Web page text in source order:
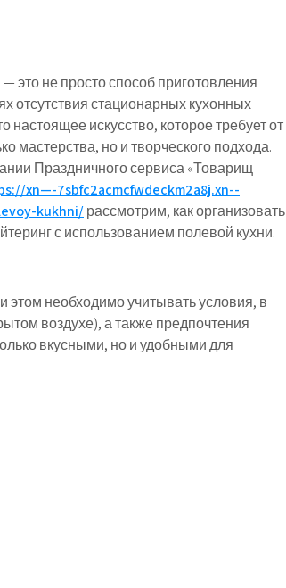
это не просто способ приготовления
отсутствия стационарных кухонных
настоящее искусство, которое требует от
мастерства, но и творческого подхода.
Праздничного сервиса «Товарищ
xn—-7sbfc2acmcfwdeckm2a8j.xn--
kukhni/рассмотрим, как организовать
с использованием полевой кухни.
необходимо учитывать условия, в
воздухе), а также предпочтения
вкусными, но и удобными для